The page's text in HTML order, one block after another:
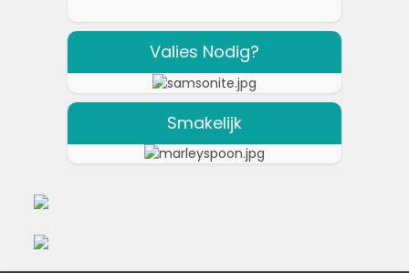
Valies Nodig?
Smakelijk